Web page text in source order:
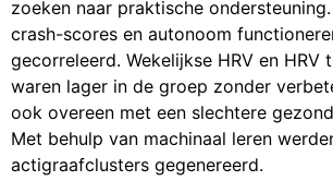
zoeken naar praktische
crash-scores en autonoom
gecorreleerd. Wekelijkse HRV en HRV
waren lager in de groep zonder
ook overeen met een slechtere
Met behulp van machinaal leren
actigraafclusters gegenereerd.